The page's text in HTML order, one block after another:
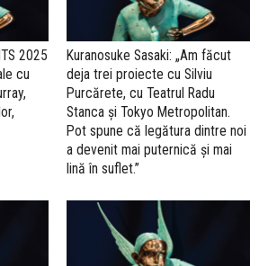
2025
cu
Kuranosuke Sasaki: „Am făcut
deja trei proiecte cu Silviu
Purcărete, cu Teatrul Radu
Stanca și Tokyo Metropolitan.
Pot spune că legătura dintre noi
a devenit mai puternică și mai
lină în suflet.”